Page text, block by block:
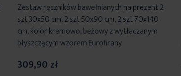
Zestaw ręczników bawełnianych na prezent 2
szt 30x50 cm, 2 szt 50x90 cm, 2 szt 70x140
cm, kolor kremowo, beżowy z wytłaczanym
błyszczącym wzorem Eurofirany
309,90 zł